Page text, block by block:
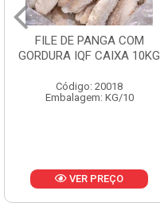
FILE DE PANGA COM
GORDURA IQF CAIXA 10KG
Código: 20018
Embalagem: KG/10
VER PREÇO